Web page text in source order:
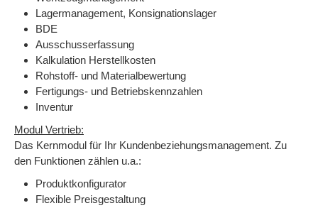
Lagermanagement, Konsignationslager
BDE
Ausschusserfassung
Kalkulation Herstellkosten
Rohstoff- und Materialbewertung
Fertigungs- und Betriebskennzahlen
Inventur
Modul Vertrieb:
Das Kernmodul für Ihr Kundenbeziehungsmanagement. Zu
den Funktionen zählen u.a.:
Produktkonfigurator
Flexible Preisgestaltung